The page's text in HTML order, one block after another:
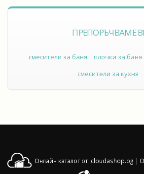
ПРЕПОРЪЧВАМЕ
смесители за баня плочки за баня
смесители за кухня
Онлайн каталог от cloudashop.bg |